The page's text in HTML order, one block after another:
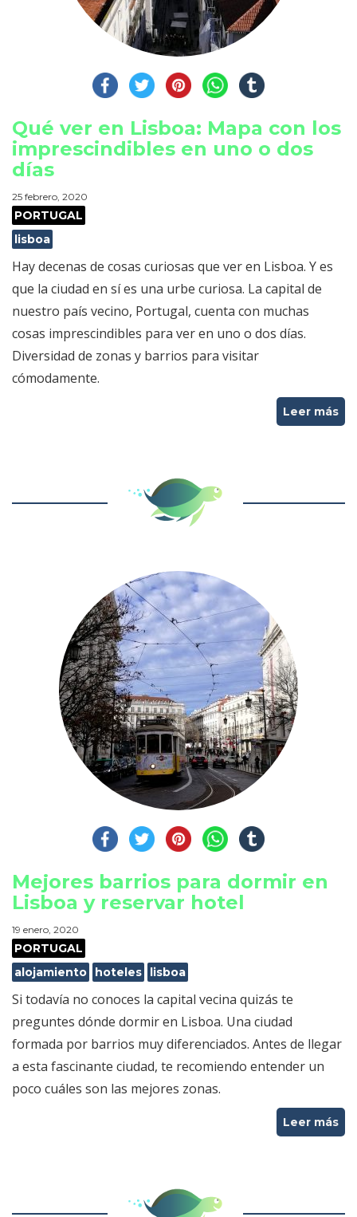
Qué ver en Lisboa: Mapa con los
imprescindibles en uno o dos
días
25 febrero, 2020
PORTUGAL
lisboa
Hay decenas de cosas curiosas que ver en Lisboa. Y es
que la ciudad en sí es una urbe curiosa. La capital de
nuestro país vecino, Portugal, cuenta con muchas
cosas imprescindibles para ver en uno o dos días.
Diversidad de zonas y barrios para visitar
cómodamente.
Leer más
Mejores barrios para dormir en
Lisboa y reservar hotel
19 enero, 2020
PORTUGAL
alojamiento
hoteles lisboa
Si todavía no conoces la capital vecina quizás te
preguntes dónde dormir en Lisboa. Una ciudad
formada por barrios muy diferenciados. Antes de llegar
a esta fascinante ciudad, te recomiendo entender un
poco cuáles son las mejores zonas.
Leer más